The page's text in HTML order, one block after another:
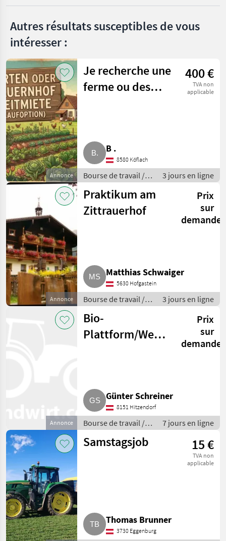
Autres résultats susceptibles de vous
intéresser :
Annonce
Je recherche une
ferme ou des
400 €
TVA non
applicable
B .
8580 Köflach
Bourse de travail /
Autres activités
agricoles
3 jours en ligne
Annonce
Praktikum am
Zittrauerhof
Prix
sur
demande
Matthias Schwaiger
5630 Hofgastein
Bourse de travail /
Stages
3 jours en ligne
Annonce
Bio-
Plattform/Website
Prix
sur
demande
Günter Schreiner
8151 Hitzendorf
Bourse de travail /
Conseils
7 jours en ligne
Samstagsjob 15 €
TVA non
applicable
Thomas Brunner
3730 Eggenburg